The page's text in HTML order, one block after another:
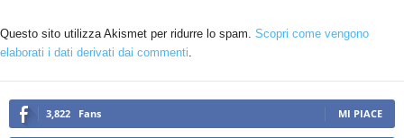
Questo sito utilizza Akismet per ridurre lo spam. Scopri come vengono
elaborati i dati derivati dai commenti
3,822 Fans MI PIACE